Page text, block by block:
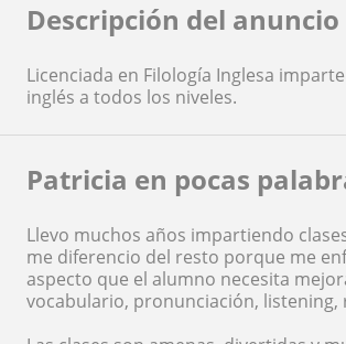
Descripción del anuncio
Licenciada en Filología Inglesa
inglés a todos los niveles.
Patricia en pocas
Llevo muchos años impartiendo
me diferencio del resto porque me
aspecto que el alumno necesita
vocabulario, pronunciación, listening,